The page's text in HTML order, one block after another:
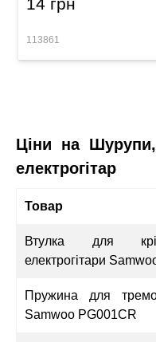
113861
Ціни на
електрогітар
Товар
Втулка для
електрогітари
Пружина для
Samwoo PG001CR